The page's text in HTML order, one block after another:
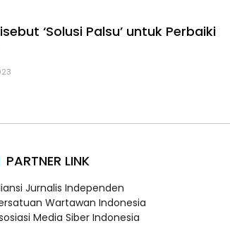
‘Solusi Palsu’ untuk Perbaiki
PARTNER LINK
Jurnalis Independen
Wartawan Indonesia
Media Siber Indonesia